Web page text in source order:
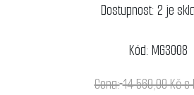
Dostupnost:2 je
Kód:MG3008
Cena:14 560,00 Kč s